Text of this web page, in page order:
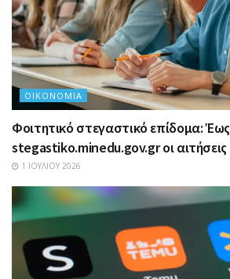
ΟΙΚΟΝΟΜΊΑ
Φοιτητικό στεγαστικό επίδομα:
stegastiko.minedu.gov.gr οι αιτήσεις
1 ΙΟΥΛΊΟΥ 2026